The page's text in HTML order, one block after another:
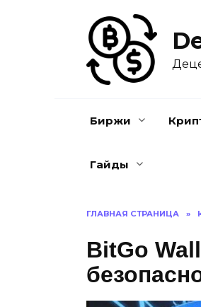
Биржи
Гайды
ГЛАВНАЯ СТРАНИЦА »
BitGo